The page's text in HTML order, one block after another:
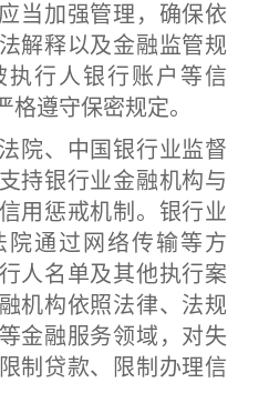
加强管理，确保依
解释以及金融监管规
行人银行账户等信
遵守保密规定。
、中国银行业监督
持银行业金融机构与
用惩戒机制。银行业
通过网络传输等方
人名单及其他执行案
机构依照法律、法规
金融服务领域，对失
制贷款、限制办理信